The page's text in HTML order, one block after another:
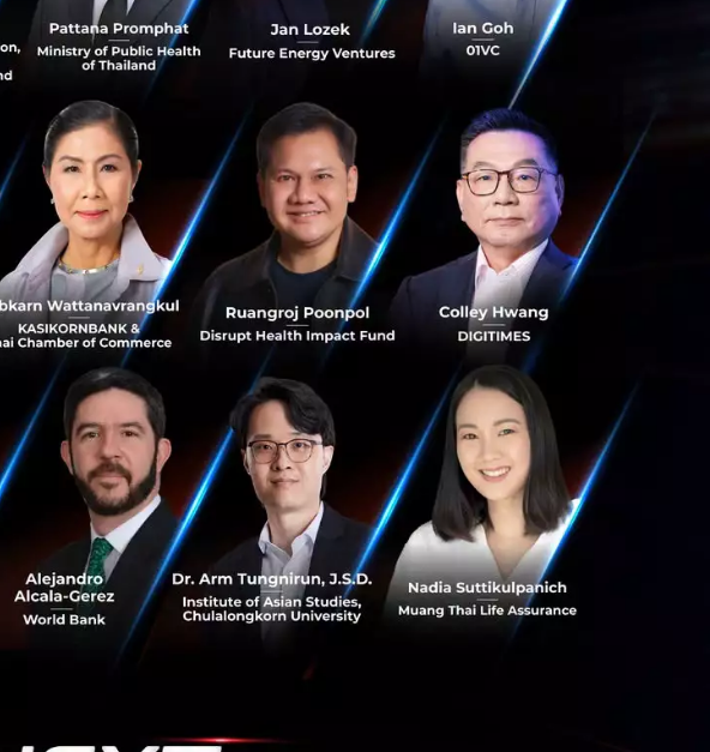
ท ระบบขนส่งมวลชนกรุงเทพ จำกัด
ส่งมอบอากาศสะอาดให้กับคน
ที่กลับมาหนาแน่นอีกครั้ง แต่
รติดตั้งไดกิ้นสตรีมเมอร์นั้นสามารถ
น BTS ได้ โดยเราหวังว่าผู้โดยสาร
แบรนด์ “Daikin ” ที่มีคุณสมบัติช่วย
2) ได้ถึง 99.9%**ได้แก่ สายพันธุ์แรก
, Gamma 99.9%, Delta
ฝุ่น PM2.5, แบคทีเรีย, เชื้อรา, สาร
ด้อีกด้วย
ไฟฟ้าขบวนพิเศษทั้ง 5 ขบวน ได้แล้ว
CoV-2 พบว่าสตรีมเมอร์สามารถ
ารแพทย์ มหาวิทยาลัยมหิดล 18 มิ.ย.